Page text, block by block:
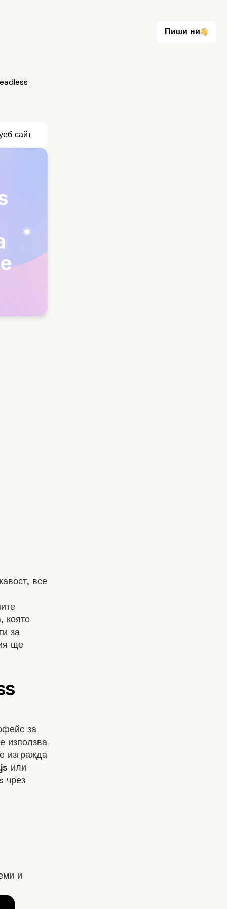
Пиши ни
сайт
все
която
за
ще
за
използва
изгражда
или
чрез
и